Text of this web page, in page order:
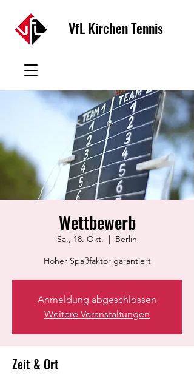
VfL Kirchen Tennis
Wettbewerb
Sa., 18. Okt.
  |
Berlin
Hoher Spaßfaktor garantiert
Anmeldung abgeschlossen
Weitere Veranstaltungen
Zeit & Ort